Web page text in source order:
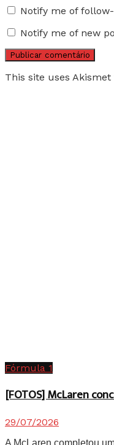
Notify me of
Notify me of new
This site uses
Fórmula 1
[FOTOS] McLaren
29/07/2026
A McLaren completou